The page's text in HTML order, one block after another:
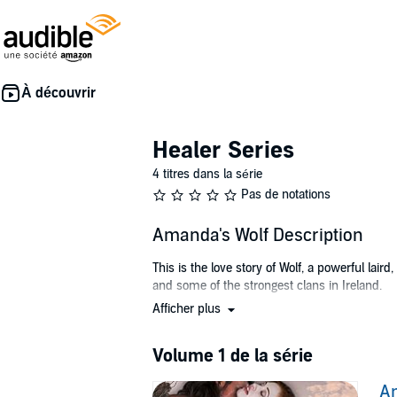
Healer Series
4 titres dans la série
Pas de notations
Amanda's Wolf Description
This is the love story of Wolf, a powerful
and some of the strongest clans in Ireland.
Amanda is a gifted healer. Wolf has his
himself. Someone is also ambushing and
This is a romance about a feisty
Afficher plus
Volume 1 de la série